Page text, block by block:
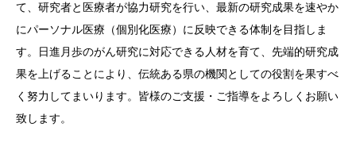
て、研究者と医療者が協力研究を行い、最新の研究成果を速やか
にパーソナル医療（個別化医療）に反映できる体制を目指しま
す。日進月歩のがん研究に対応できる人材を育て、先端的研究成
果を上げることにより、伝統ある県の機関としての役割を果すべ
く努力してまいります。皆様のご支援・ご指導をよろしくお願い
致します。